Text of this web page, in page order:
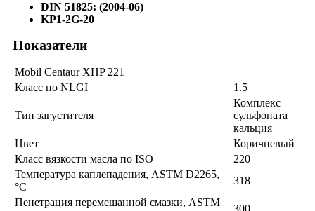
DIN 51825: (2004-06)
KP1-2G-20
Показатели
Mobil Centaur XHP 221
Класс по NLGI
1.5
Тип загустителя
Комплекс
сульфоната
кальция
Цвет
Коричневый
Класс вязкости масла по ISO
220
Температура каплепадения, ASTM D2265,
°C
318
Пенетрация перемешанной смазки, ASTM